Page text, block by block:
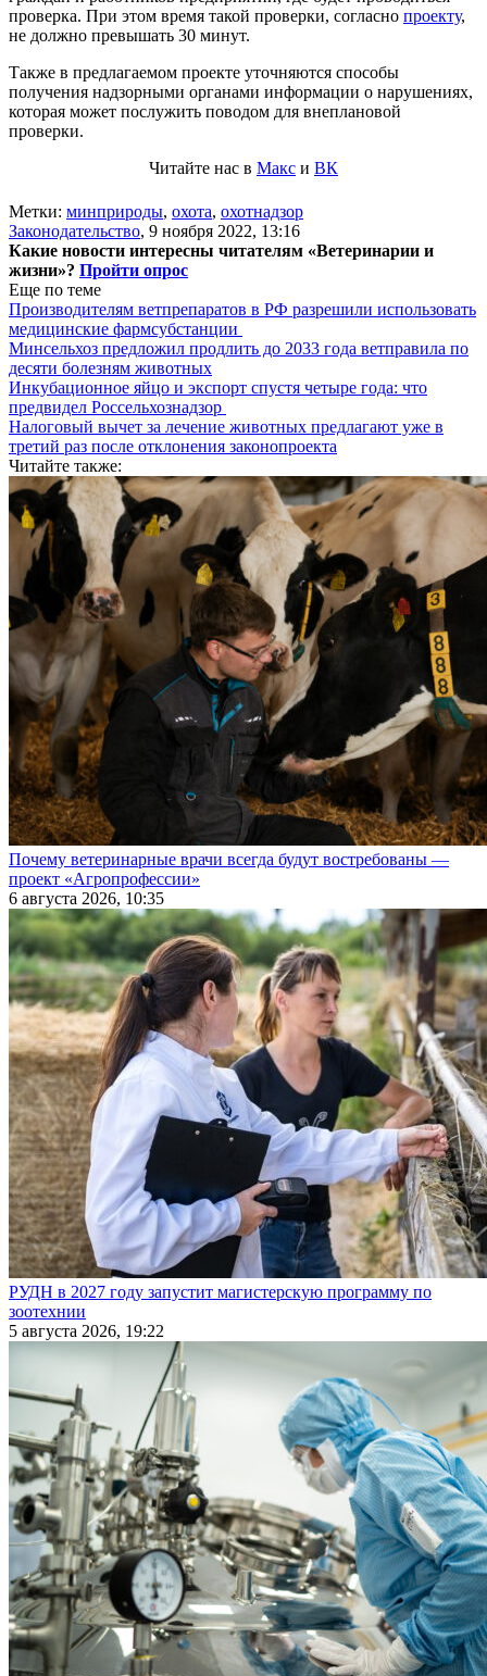
проверка. При этом время такой проверки, согласно проекту,
не должно превышать 30 минут.
Также в предлагаемом проекте уточняются способы
получения надзорными органами информации о нарушениях,
которая может послужить поводом для внеплановой
проверки.
Читайте нас в Макс и ВК
Метки: минприроды, охота, охотнадзор
Законодательство, 9 ноября 2022, 13:16
Какие новости интересны читателям «Ветеринарии и
жизни»? Пройти опрос
Еще по теме
Производителям ветпрепаратов в РФ разрешили использовать
медицинские фармсубстанции
Минсельхоз предложил продлить до 2033 года ветправила по
десяти болезням животных
Инкубационное яйцо и экспорт спустя четыре года: что
предвидел Россельхознадзор
Налоговый вычет за лечение животных предлагают уже в
третий раз после отклонения законопроекта
Читайте также:
Почему ветеринарные врачи всегда будут востребованы —
проект «Агропрофессии»
6 августа 2026, 10:35
РУДН в 2027 году запустит магистерскую программу по
зоотехнии
5 августа 2026, 19:22